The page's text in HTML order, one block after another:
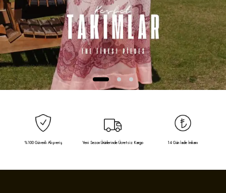
%100 Güvenli Alışveriş Yeni Sezon Ürünlerinde Ücretsiz Kargo 14 Gün İade İmkanı